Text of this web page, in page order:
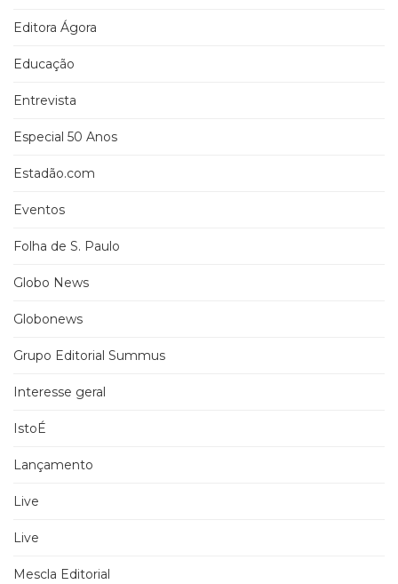
Editora Ágora
Educação
Entrevista
Especial 50 Anos
Estadão.com
Eventos
Folha de S. Paulo
Globo News
Globonews
Grupo Editorial Summus
Interesse geral
IstoÉ
Lançamento
Live
Live
Mescla Editorial